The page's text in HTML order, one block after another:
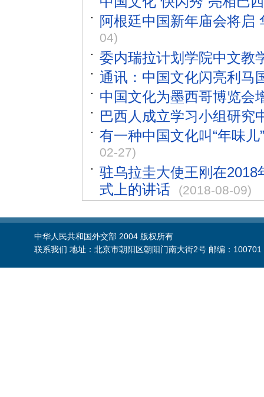
阿根廷中国新年庙会将启
04)
委内瑞拉计划学院中文
通讯：中国文化闪亮利马
中国文化为墨西哥博览会
巴西人成立学习小组研究
有一种中国文化叫“年味
02-27)
驻乌拉圭大使王刚在
式上的讲话
(2018-08-09)
中华人民共和国外交部 2004 版权所有
联系我们 地址：北京市朝阳区朝阳门南大街2号 邮编：